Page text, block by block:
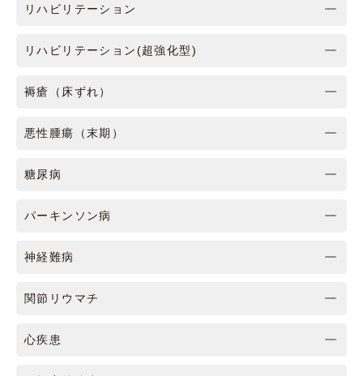
リハビリテーション
リハビリテーション(超強化型)
褥瘡（床ずれ）
悪性腫瘍（末期）
糖尿病
パーキンソン病
神経難病
関節リウマチ
心疾患